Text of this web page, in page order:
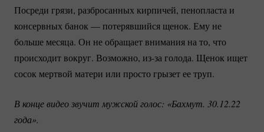
Посреди грязи, разбросанных кирпичей, пенопласта и
консервных банок — потерявшийся щенок. Ему не
больше месяца. Он не обращает внимания на то, что
происходит вокруг. Возможно, из-за голода. Щенок ищет
сосок мертвой матери или просто грызет ее труп.
В конце видео звучит мужской голос: «Бахмут. 30.12.22
года».